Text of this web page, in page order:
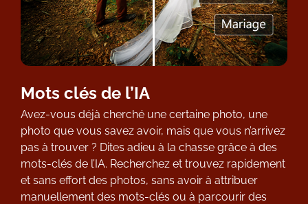
Mots clés de l’IA
Avez-vous déjà cherché une certaine photo, une
photo que vous savez avoir, mais que vous n’arrivez
pas à trouver ? Dites adieu à la chasse grâce à des
mots-clés de l’IA. Recherchez et trouvez rapidement
et sans effort des photos, sans avoir à attribuer
manuellement des mots-clés ou à parcourir des